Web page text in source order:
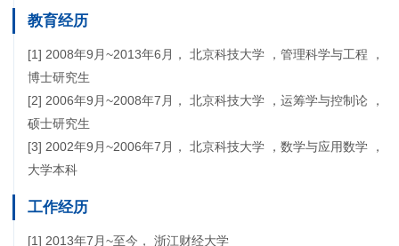
教育经历
[1] 2008年9月~2013年6月， 北京科技大学 ，管理科学与工程 ，
博士研究生
[2] 2006年9月~2008年7月， 北京科技大学 ，运筹学与控制论 ，
硕士研究生
[3] 2002年9月~2006年7月， 北京科技大学 ，数学与应用数学 ，
大学本科
工作经历
[1] 2013年7月~至今， 浙江财经大学